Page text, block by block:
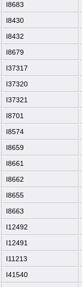
I8683
I8430
I8432
I8679
I37317
I37320
I37321
I8701
I8574
I8659
I8661
I8662
I8655
I8663
I12492
I12491
I11213
I41540